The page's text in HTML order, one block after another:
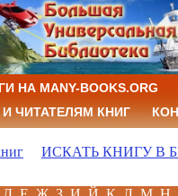
НА MANY-BOOKS.ORG
ЧИТАТЕЛЯМ КНИГ
ИСКАТЬ КНИГУ В